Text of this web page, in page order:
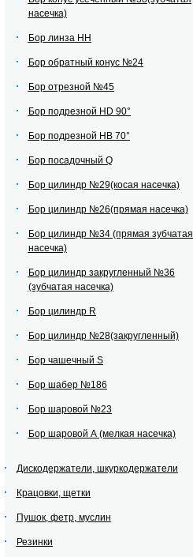
насечка)
Бор линза НН
Бор обратный конус №24
Бор отрезной №45
Бор подрезной HD 90°
Бор подрезной HВ 70°
Бор посадочный Q
Бор цилиндр №29(косая насечка)
Бор цилиндр №26(прямая насечка)
Бор цилиндр №34 (прямая зубчатая
насечка)
Бор цилиндр закругленный №36
(зубчатая насечка)
Бор цилиндр R
Бор цилиндр №28(закругленный)
Бор чашечный S
Бор шабер №186
Бор шаровой №23
Бор шаровой А (мелкая насечка)
Дискодержатели, шкуркодержатели
Крацовки, щетки
Пушок, фетр, муслин
Резинки